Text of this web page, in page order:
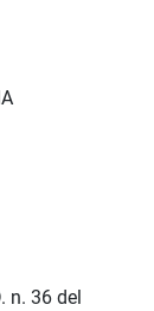
n. 36 del